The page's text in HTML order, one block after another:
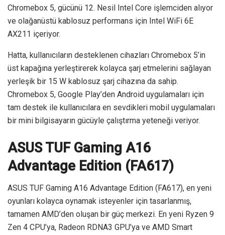
Chromebox 5, gücünü 12. Nesil Intel Core işlemciden alıyor
ve olağanüstü kablosuz performans için Intel WiFi 6E
AX211 içeriyor.
Hatta, kullanıcıların desteklenen cihazları Chromebox 5’in
üst kapağına yerleştirerek kolayca şarj etmelerini sağlayan
yerleşik bir 15 W kablosuz şarj cihazına da sahip.
Chromebox 5, Google Play’den Android uygulamaları için
tam destek ile kullanıcılara en sevdikleri mobil uygulamaları
bir mini bilgisayarın gücüyle çalıştırma yeteneği veriyor.
ASUS TUF Gaming A16
Advantage Edition (FA617)
ASUS TUF Gaming A16 Advantage Edition (FA617), en yeni
oyunları kolayca oynamak isteyenler için tasarlanmış,
tamamen AMD’den oluşan bir güç merkezi. En yeni Ryzen 9
Zen 4 CPU’ya, Radeon RDNA3 GPU’ya ve AMD Smart